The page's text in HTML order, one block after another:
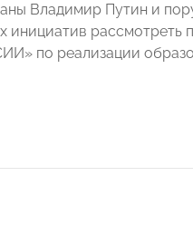
Владимир Путин и
инициатив рассмотреть
по реализации